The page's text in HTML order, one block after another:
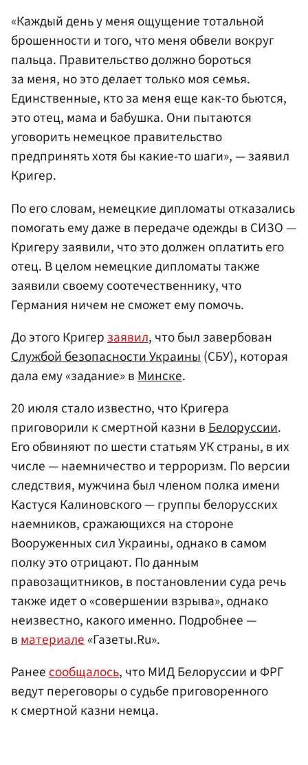
«Каждый день у меня ощущение тотальной
брошенности и того, что меня обвели вокруг
пальца. Правительство должно бороться
за меня, но это делает только моя семья.
Единственные, кто за меня еще как-то бьются,
это отец, мама и бабушка. Они пытаются
уговорить немецкое правительство
предпринять хотя бы какие-то шаги», — заявил
Кригер.
По его словам, немецкие дипломаты отказались
помогать ему даже в передаче одежды в СИЗО —
Кригеру заявили, что это должен оплатить его
отец. В целом немецкие дипломаты также
заявили своему соотечественнику, что
Германия ничем не сможет ему помочь.
До этого Кригерзаявил, что был завербован
Службой безопасностиУкраины(СБУ), которая
дала ему «задание» вМинске.
20 июля стало известно, что Кригера
приговорили к смертной казни вБелоруссии.
Его обвиняют по шести статьям УК страны, в их
числе — наемничество и терроризм. По версии
следствия, мужчина был членом полка имени
Кастуся Калиновского — группы белорусских
наемников, сражающихся на стороне
Вооруженных сил Украины, однако в самом
полку это отрицают. По данным
правозащитников, в постановлении суда речь
также идет о «совершении взрыва», однако
неизвестно, какого именно. Подробнее —
вматериале«Газеты.Ru».
Ранеесообщалось, что МИД Белоруссии и ФРГ
ведут переговоры о судьбе приговоренного
к смертной казни немца.